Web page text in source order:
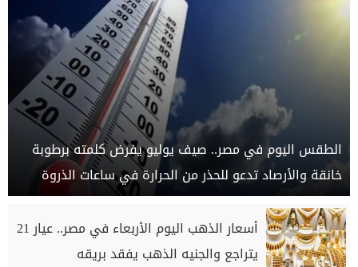
الطقس اليوم في مصر.. صيف يوليو يفرض كلمته برطوبة
خانقة والأرصاد تدعو للحذر من الحرارة في ساعات الذروة
أسعار الذهب اليوم الأربعاء في مصر.. عيار 21
يتراجع والجنيه الذهب يفقد بريقه